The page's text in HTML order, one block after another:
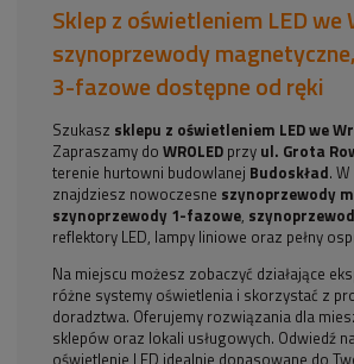
Sklep z oświetleniem LED we
szynoprzewody
3-fazowe dostępne od ręki
Szukasz sklepu z oświetleniem LED we
Zapraszamy doWROLED przy ul. Grota
terenie hurtowni budowlanej Budoskład.
znajdziesz nowoczesne szynoprzewody
szynoprzewody 1-fazowe,
reflektory LED, lampy liniowe oraz pełny
Na miejscu możesz zobaczyć działające
różne systemy oświetlenia i skorzystać z
doradztwa. Oferujemy rozwiązania dla
sklepów oraz lokali usługowych. Odwiedź